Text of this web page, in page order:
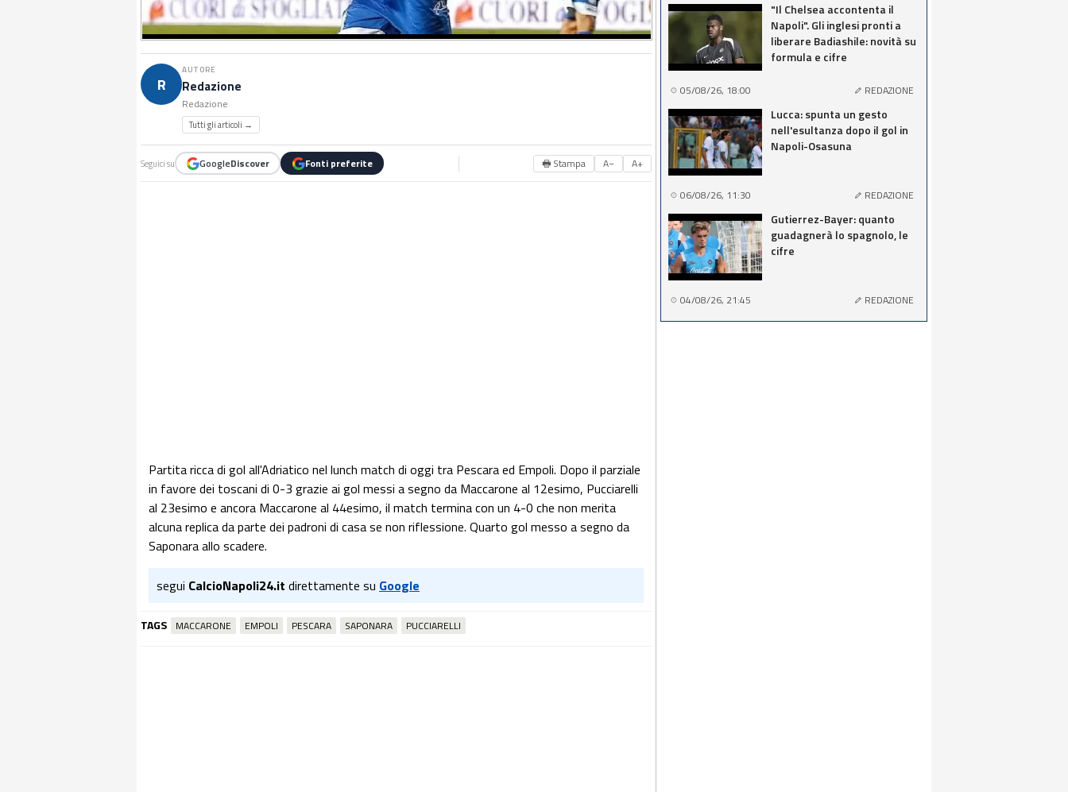
R
AUTORE
Redazione
Redazione
Tutti gli articoli →
Seguici su GoogleDiscover Fonti preferite 🖶 Stampa A− A+
Partita ricca di gol all'Adriatico nel lunch match di oggi tra Pescara ed Empoli. Dopo il parziale
in favore dei toscani di 0-3 grazie ai gol messi a segno da Maccarone al 12esimo, Pucciarelli
al 23esimo e ancora Maccarone al 44esimo, il match termina con un 4-0 che non merita
alcuna replica da parte dei padroni di casa se non riflessione. Quarto gol messo a segno da
Saponara allo scadere.
segui CalcioNapoli24.it direttamente su Google
TAGS MACCARONE EMPOLI PESCARA SAPONARA PUCCIARELLI
"Il Chelsea accontenta il
Napoli". Gli inglesi pronti a
liberare Badiashile: novità su
formula e cifre
05/08/26, 18:00 REDAZIONE
Lucca: spunta un gesto
nell'esultanza dopo il gol in
Napoli-Osasuna
06/08/26, 11:30 REDAZIONE
Gutierrez-Bayer: quanto
guadagnerà lo spagnolo, le
cifre
04/08/26, 21:45 REDAZIONE